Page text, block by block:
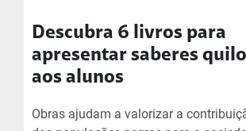
Descubra 6 livros para
apresentar saberes
aos alunos
Obras ajudam a valorizar a